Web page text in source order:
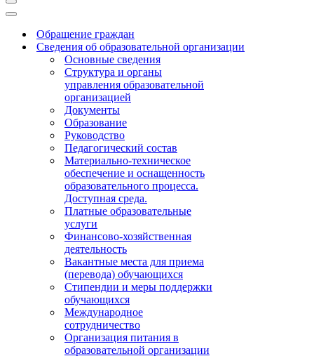
Меню
навигации
Меню
навигацииОбращение граждан
Сведения об образовательной организации
Основные сведения
Структура и органы
управления образовательной
организацией
Документы
Образование
Руководство
Педагогический состав
Материально-техническое
обеспечение и оснащенность
образовательного процесса.
Доступная среда.
Платные образовательные
услуги
Финансово-хозяйственная
деятельность
Вакантные места для приема
(перевода) обучающихся
Стипендии и меры поддержки
обучающихся
Международное
сотрудничество
Организация питания в
образовательной организации